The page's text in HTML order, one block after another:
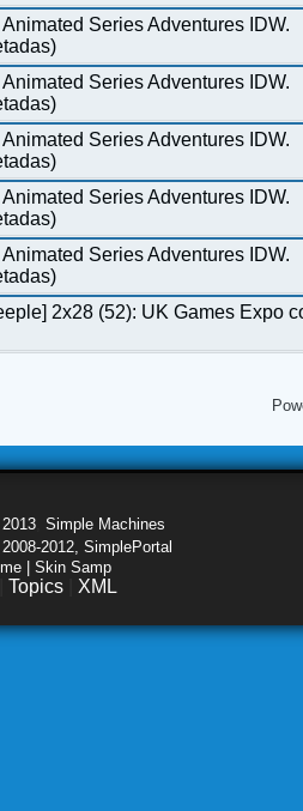
Series Adventures IDW.
Series Adventures IDW.
Series Adventures IDW.
Series Adventures IDW.
Series Adventures IDW.
2x28 (52): UK Games Expo
Simple Machines
2012, SimplePortal
| Skin Samp
Topics XML